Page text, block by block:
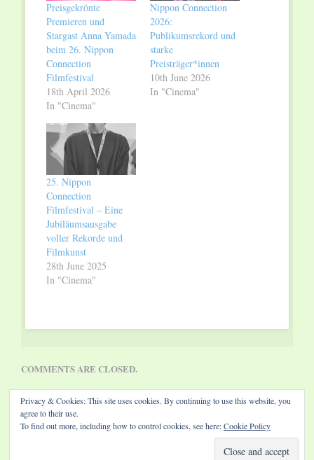
Preisgekrönte
Premieren und
Stargast Anna Yamada
beim 26. Nippon
Connection
Filmfestival
18th April 2026
In "Cinema"
Nippon Connection
2026:
Publikumsrekord und
starke
Preisträger*innen
10th June 2026
In "Cinema"
25. Nippon
Connection
Filmfestival – Eine
Jubiläumsausgabe
voller Rekorde und
Filmkunst
28th June 2025
In "Cinema"
COMMENTS ARE CLOSED.
Privacy & Cookies: This site uses cookies. By continuing to use this website, you
agree to their use.
To find out more, including how to control cookies, see here:Cookie Policy